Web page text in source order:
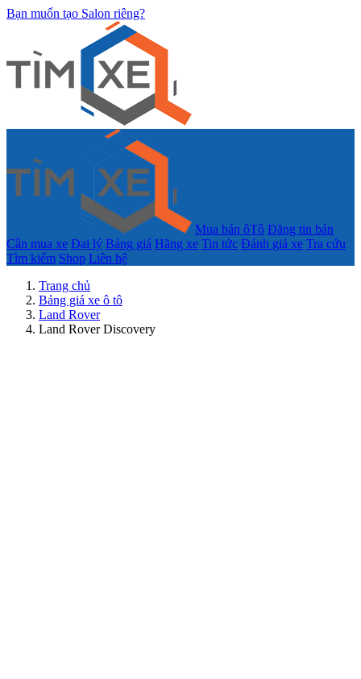
Bạn muốn tạo Salon riêng?
Mua bán ôTô Đăng tin bán
Cần mua xe Đại lý Bảng giá Hãng xe Tin tức Đánh giá xe Tra cứu
Tìm kiếm Shop Liên hệ
Trang chủ
Bảng giá xe ô tô
Land Rover
Land Rover Discovery